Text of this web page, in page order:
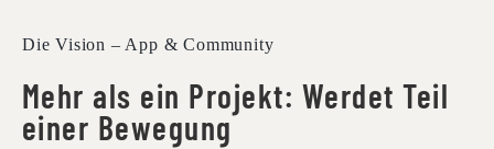
Die Vision – App & Community
Mehr als ein Projekt: Werdet Teil
einer Bewegung